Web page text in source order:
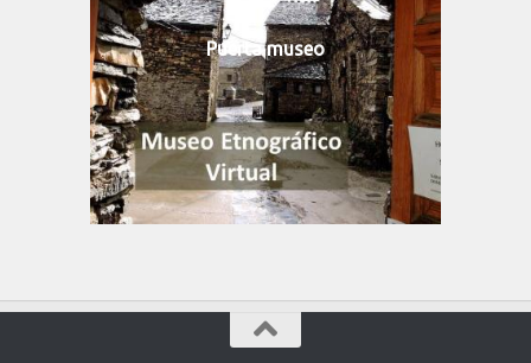
Puerta museo